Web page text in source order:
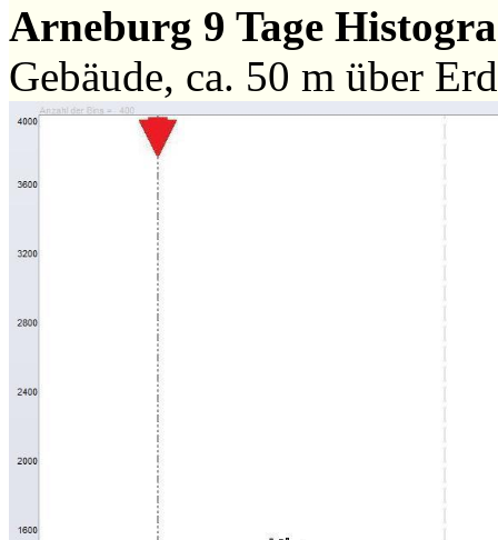
Arneburg 9 Tage
Gebäude, ca. 50 m über